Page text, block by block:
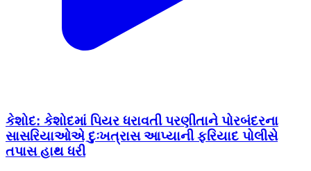
કેશોદ: કેશોદમાં પિયર ધરાવતી પરણીતાને પોરબંદરના
સાસરિયાઓએ દુઃખત્રાસ આપ્યાની ફરિયાદ પોલીસે
તપાસ હાથ ધરી